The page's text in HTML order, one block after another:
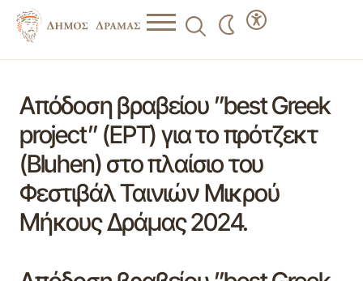
Απόδοση βραβείου ”best Greek
project” (ΕΡΤ) για το πρότζεκτ
(Bluhen) στο πλαίσιο του
Φεστιβάλ Ταινιών Μικρού
Μήκους Δράμας 2024.